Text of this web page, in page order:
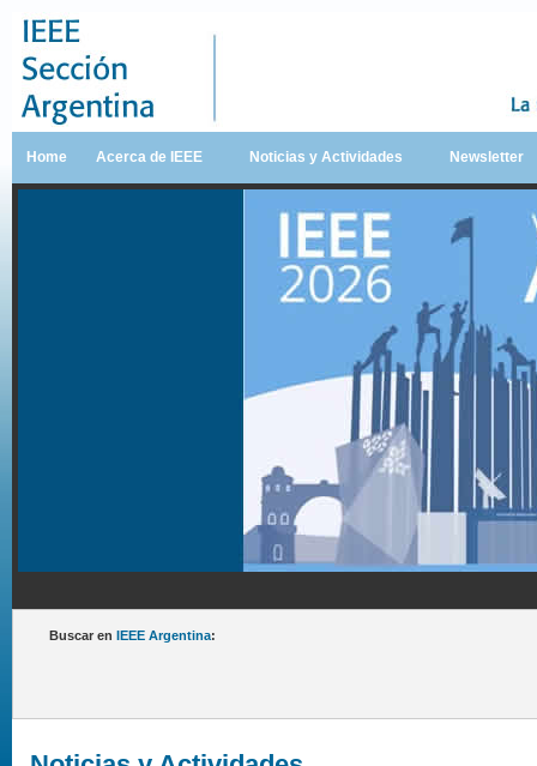
Home Acerca de IEEE Noticias y Actividades Newsletter
Buscar en IEEE Argentina: